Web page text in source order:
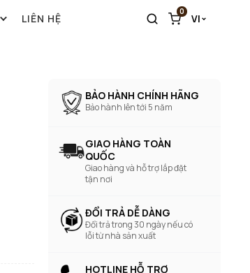
LIÊN HỆ
0
VI
BẢO HÀNH CHÍNH HÃNG
Bảo hành lên tới 5 năm
GIAO HÀNG TOÀN
QUỐC
Giao hàng và hỗ trợ lắp đặt
tận nơi
ĐỔI TRẢ DỄ DÀNG
Đổi trả trong 30 ngày nếu có
lỗi từ nhà sản xuất
HOTLINE HỖ TRỢ